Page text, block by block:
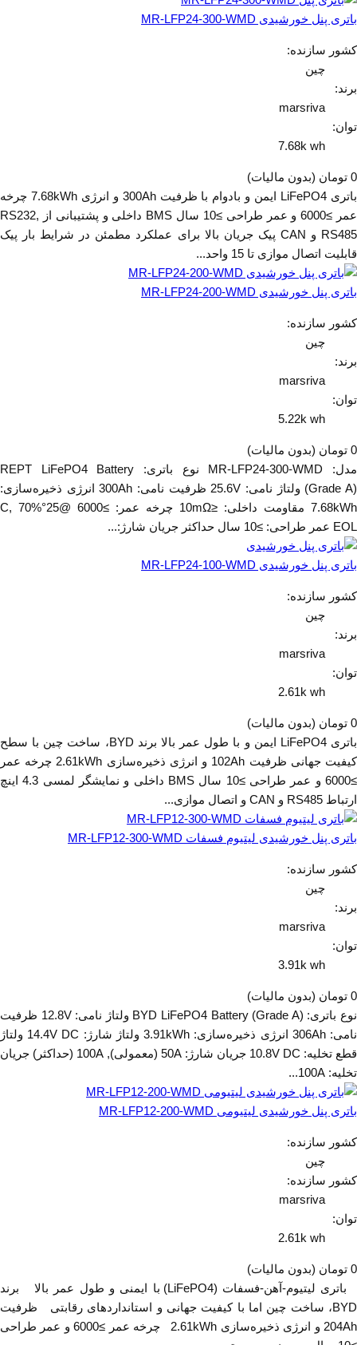
باتری پنل خورشیدی MR-LFP24-300-WMD
کشور سازنده:
چین
برند:
marsriva
توان:
7.68k wh
0 تومان
(بدون مالیات)
باتری LiFePO4 ایمن و بادوام با ظرفیت 300Ah و انرژی 7.68kWh چرخه
عمر ≥6000 و عمر طراحی ≥10 سال BMS داخلی و پشتیبانی از RS232,
RS485 و CAN پیک جریان بالا برای عملکرد مطمئن در شرایط بار پیک
قابلیت اتصال موازی تا 15 واحد...
باتری پنل خورشیدی MR-LFP24-200-WMD
کشور سازنده:
چین
برند:
marsriva
توان:
5.22k wh
0 تومان
(بدون مالیات)
مدل: MR-LFP24-300-WMD نوع باتری: REPT LiFePO4 Battery
(Grade A) ولتاژ نامی: 25.6V ظرفیت نامی: 300Ah انرژی ذخیره‌سازی:
7.68kWh مقاومت داخلی: ≤10mΩ چرخه عمر: ≥6000 @25°C, 70%
EOL عمر طراحی: ≥10 سال حداکثر جریان شارژ:...
باتری پنل خورشیدی MR-LFP24-100-WMD
کشور سازنده:
چین
برند:
marsriva
توان:
2.61k wh
0 تومان
(بدون مالیات)
باتری LiFePO4 ایمن و با طول عمر بالا برند BYD، ساخت چین با سطح
کیفیت جهانی ظرفیت 102Ah و انرژی ذخیره‌سازی 2.61kWh چرخه عمر
≥6000 و عمر طراحی ≥10 سال BMS داخلی و نمایشگر لمسی 4.3 اینچ
ارتباط RS485 و CAN و اتصال موازی...
باتری پنل خورشیدی لیتیوم فسفات MR-LFP12-300-WMD
کشور سازنده:
چین
برند:
marsriva
توان:
3.91k wh
0 تومان
(بدون مالیات)
نوع باتری: BYD LiFePO4 Battery (Grade A) ولتاژ نامی: 12.8V ظرفیت
نامی: 306Ah انرژی ذخیره‌سازی: 3.91kWh ولتاژ شارژ: 14.4V DC ولتاژ
قطع تخلیه: 10.8V DC جریان شارژ: 50A (معمولی), 100A (حداکثر) جریان
تخلیه: 100A...
باتری پنل خورشیدی لیتیومی MR-LFP12-200-WMD
کشور سازنده:
چین
کشور سازنده:
marsriva
توان:
2.61k wh
0 تومان
(بدون مالیات)
باتری لیتیوم-آهن-فسفات (LiFePO4) با ایمنی و طول عمر بالا برند
BYD، ساخت چین اما با کیفیت جهانی و استانداردهای رقابتی ظرفیت
204Ah و انرژی ذخیره‌سازی 2.61kWh چرخه عمر ≥6000 و عمر طراحی